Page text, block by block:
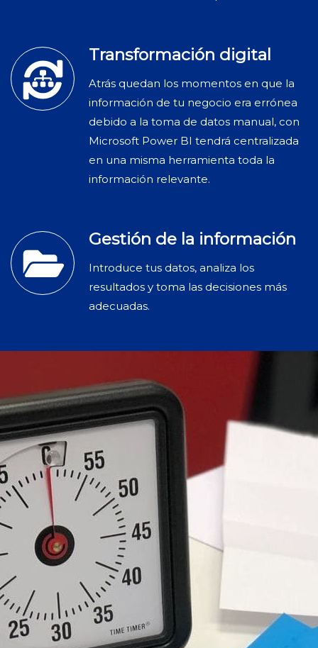
Transformación digital
Atrás quedan los momentos en que la
información de tu negocio era errónea
debido a la toma de datos manual, con
Microsoft Power BI tendrá centralizada
en una misma herramienta toda la
información relevante.
Gestión de la información
Introduce tus datos, analiza los
resultados y toma las decisiones más
adecuadas.